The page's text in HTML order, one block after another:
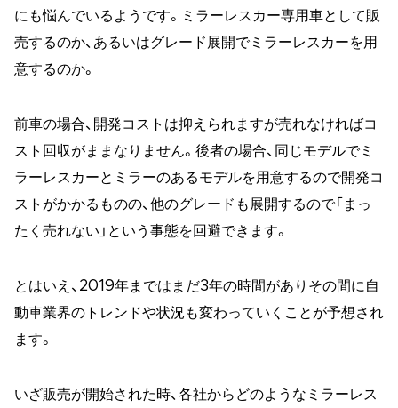
にも悩んでいるようです。ミラーレスカー専用車として販
売するのか、あるいはグレード展開でミラーレスカーを用
意するのか。
前車の場合、開発コストは抑えられますが売れなければコ
スト回収がままなりません。後者の場合、同じモデルでミ
ラーレスカーとミラーのあるモデルを用意するので開発コ
ストがかかるものの、他のグレードも展開するので「まっ
たく売れない」という事態を回避できます。
とはいえ、2019年まではまだ3年の時間がありその間に自
動車業界のトレンドや状況も変わっていくことが予想され
ます。
いざ販売が開始された時、各社からどのようなミラーレス